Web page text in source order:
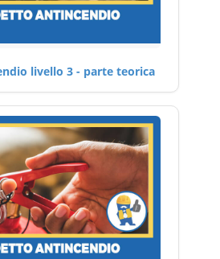
livello 3 - parte teorica